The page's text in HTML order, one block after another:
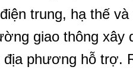
trung, hạ thế
giao thông xây
địa phương hỗ trợ.